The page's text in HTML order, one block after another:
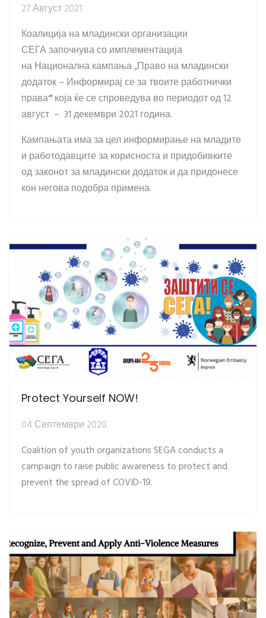
27 Август 2021
Коалиција на младински организации
СЕГА започнува со имплементација
на Национална кампања „Право на младински
додаток – Информирај се за твоите работнички
права“која ќе се спроведува во периодот од 12
август – 31 декември 2021 година.
Кампањата има за цел информирање на младите
и работодавците за корисноста и придобивките
од законот за младински додаток и да придонесе
кон негова подобра примена.
Protect Yourself NOW!
04 Септември 2020
Coalition of youth organizations SEGA conducts a
campaign to raise public awareness to protect and
prevent the spread of COVID-19.